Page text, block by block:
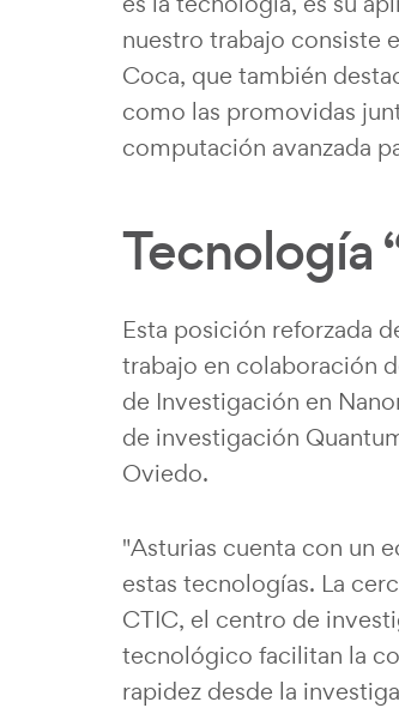
nuestro trabajo consiste
Coca, que también
como las promovidas
computación avanzada
Tecnología
Esta posición reforzada
trabajo en colaboración
de Investigación en
de investigación
Oviedo.
"Asturias cuenta con un
estas tecnologías. La
CTIC, el centro de
tecnológico facilitan la
rapidez desde la